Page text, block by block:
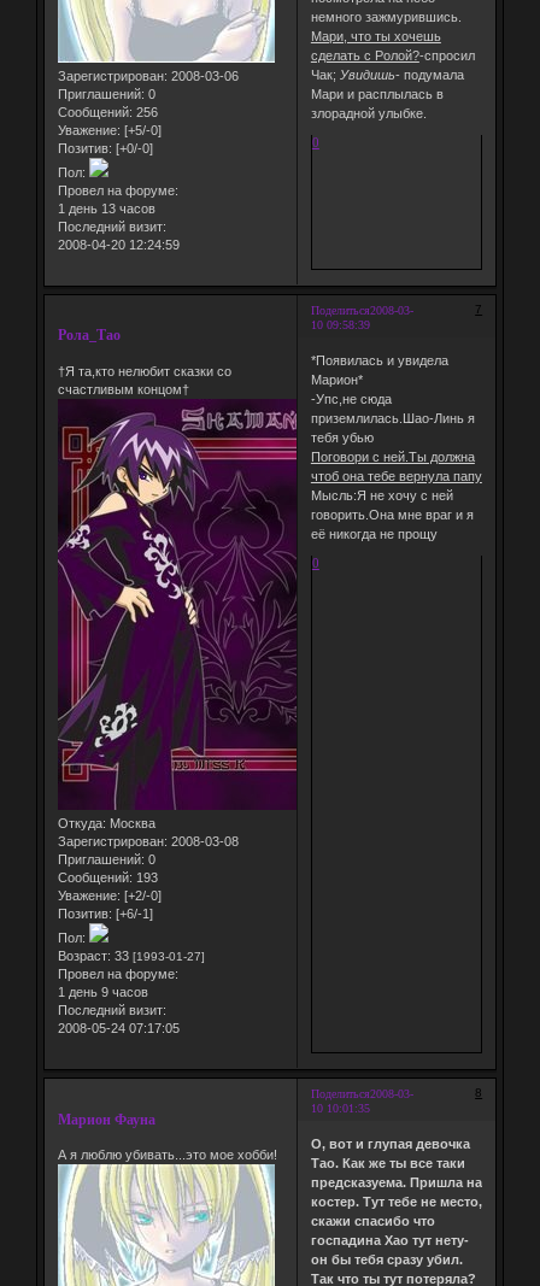
Зарегистрирован: 2008-03-06
Приглашений: 0
Сообщений: 256
Уважение: [+5/-0]
Позитив: [+0/-0]
Пол:
Провел на форуме:
1 день 13 часов
Последний визит:
2008-04-20 12:24:59
немного зажмурившись.
Мари, что ты хочешь
сделать с Ролой?-спросил
Чак; Увидишь- подумала
Мари и расплылась в
злорадной улыбке.
0
Поделиться 7
2008-03-
10 09:58:39
Рола_Тао
†Я та,кто нелюбит сказки со
счастливым концом†
Откуда: Москва
Зарегистрирован: 2008-03-08
Приглашений: 0
Сообщений: 193
Уважение: [+2/-0]
Позитив: [+6/-1]
Пол:
Возраст: 33 [1993-01-27]
Провел на форуме:
1 день 9 часов
Последний визит:
2008-05-24 07:17:05
*Появилась и увидела
Марион*
-Упс,не сюда
приземлилась.Шао-Линь я
тебя убью
Поговори с ней.Ты должна
чтоб она тебе вернула папу
Мысль:Я не хочу с ней
говорить.Она мне враг и я
её никогда не прощу
0
Поделиться 8
2008-03-
10 10:01:35
Марион Фауна
А я люблю убивать...это мое хобби!
О, вот и глупая девочка
Тао. Как же ты все таки
предсказуема. Пришла на
костер. Тут тебе не место,
скажи спасибо что
госпадина Хао тут нету-
он бы тебя сразу убил.
Так что ты тут потеряла?